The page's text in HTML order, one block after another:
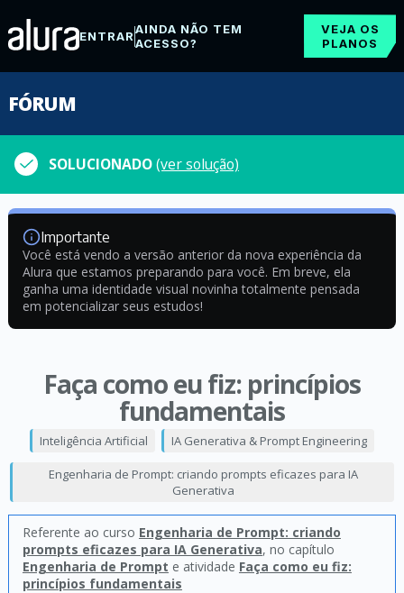
ENTRARAINDA NÃO TEM
ACESSO?
VEJA OS
PLANOS
FÓRUM
SOLUCIONADO(ver solução)
Importante
Você está vendo a versão anterior da nova experiência da
Alura que estamos preparando para você. Em breve, ela
ganha uma identidade visual novinha totalmente pensada
em potencializar seus estudos!
Faça como eu fiz: princípios
fundamentais
Inteligência Artificial IA Generativa & Prompt Engineering
Engenharia de Prompt: criando prompts eficazes para IA
Generativa
Referente ao curso Engenharia de Prompt: criando
prompts eficazes para IA Generativa, no capítulo
Engenharia de Prompt e atividade Faça como eu fiz:
princípios fundamentais